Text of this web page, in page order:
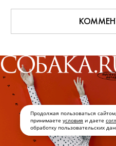
Продолжая пользоваться
принимаете условия и даете
обработку пользовательских